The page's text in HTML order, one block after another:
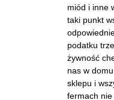
miód i inne
taki punkt
podatku
żywność
nas w
sklepu i
fermach